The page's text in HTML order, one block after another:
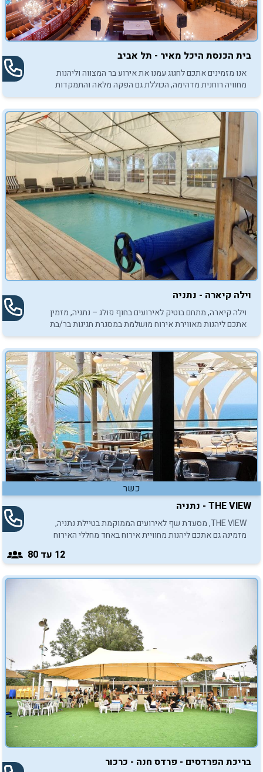
בית הכנסת היכל מאיר - תל אביב
אנו מזמינים אתכם לחגוג עמנו את אירוע בר המצווה וליהנות
מחוויה רוחנית מדהימה, הכוללת גם הפקה מלאה והתמקדות
בפרטים הקטנים.
וילה קיארה - נתניה
וילה קיארה, מתחם בוטיק לאירועים בחוף פולג – נתניה, מזמין
אתכם ליהנות מאווירת אירוח מושלמת במסגרת חגיגות בר/בת
המצווה לילדיכם.
כשר
THE VIEW - נתניה
THE VIEW, מסעדת שף לאירועים הממוקמת בטיילת נתניה,
מזמינה גם אתכם ליהנות מחוויית אירוח באחד מחללי האירוח
12 עד 80
בריכת הפרדסים - פרדס חנה - כרכור